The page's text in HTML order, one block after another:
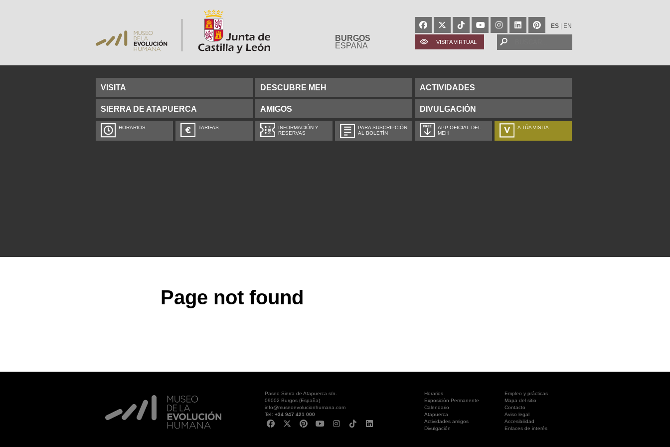
BURGOS
ESPAÑA
ES EN
VISITA VIRTUAL
VISITA DESCUBRE MEH ACTIVIDADES
SIERRA DE ATAPUERCA AMIGOS DIVULGACIÓN
HORARIOS TARIFAS
INFORMACIÓN Y
RESERVAS
PARA SUSCRIPCIÓN
AL BOLETÍN
APP OFICIAL DEL
MEH
A TÚA VISITA
Page not found
Paseo Sierra de Atapuerca s/n.
09002 Burgos (España)
info@museoevolucionhumana.com
Tel: +34 947 421 000
Horarios
Empleo y prácticas
Exposición Permanente
Mapa del sitio
Calendario
Contacto
Atapuerca
Aviso legal
Actividades amigos
Accesibilidad
Divulgación
Enlaces de interés